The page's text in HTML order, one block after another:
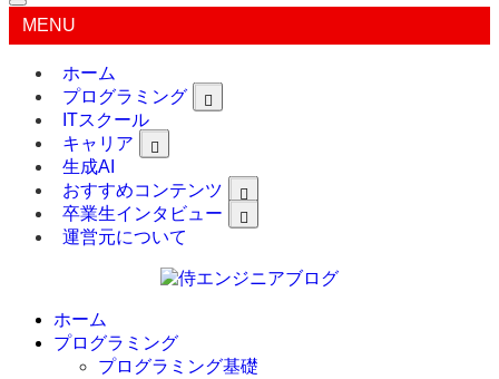
MENU
ホーム
プログラミング
ITスクール
キャリア
生成AI
おすすめコンテンツ
卒業生インタビュー
運営元について
ホーム
プログラミング
プログラミング基礎